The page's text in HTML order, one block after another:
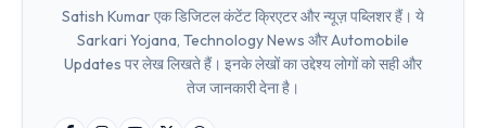
Satish Kumar एक डिजिटल कंटेंट क्रिएटर और न्यूज़ पब्लिशर हैं। ये
Sarkari Yojana, Technology News और Automobile
Updates पर लेख लिखते हैं। इनके लेखों का उद्देश्य लोगों को सही और
तेज जानकारी देना है।